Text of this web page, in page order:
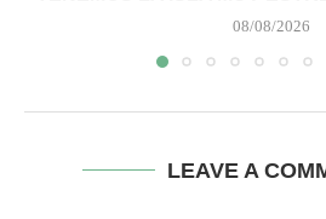
08/08/2026
LEAVE A